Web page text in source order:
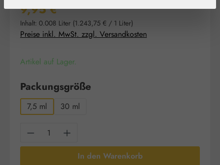
Regulärer Preis:
9,95 €
Inhalt: 0.008 Liter (1.243,75 € / 1 Liter)
Preise inkl. MwSt. zzgl. Versandkosten
Artikel auf Lager.
Packungsgrößeauswählen
7,5 ml 30 ml
Produkt Anzahl: Gib den gewünschten
In den Warenkorb